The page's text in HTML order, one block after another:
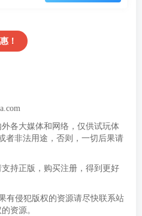
！
各大媒体和网络，仅供试玩体
者非法用途，否则，一切后果请
持正版，购买注册，得到更好
有侵犯版权的资源请尽快联系站
资源。